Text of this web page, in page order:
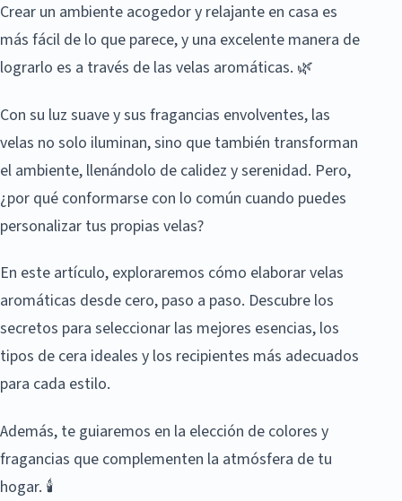
Crear un ambiente acogedor y relajante en casa es
más fácil de lo que parece, y una excelente manera de
lograrlo es a través de las velas aromáticas. 🌿
Con su luz suave y sus fragancias envolventes, las
velas no solo iluminan, sino que también transforman
el ambiente, llenándolo de calidez y serenidad. Pero,
¿por qué conformarse con lo común cuando puedes
personalizar tus propias velas?
En este artículo, exploraremos cómo elaborar velas
aromáticas desde cero, paso a paso. Descubre los
secretos para seleccionar las mejores esencias, los
tipos de cera ideales y los recipientes más adecuados
para cada estilo.
Además, te guiaremos en la elección de colores y
fragancias que complementen la atmósfera de tu
hogar. 🕯️